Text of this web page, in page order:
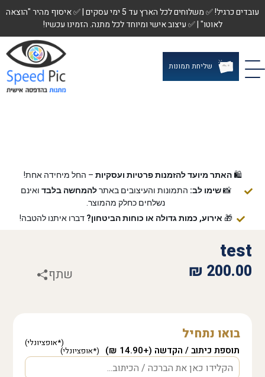
עובדים כרגיל! ✅ משלוחים לכל הארץ עד 5 ימי עסקים | ✅ איסוף מהיר "הוצאה
לאוטו" | ✅ עיצוב אישי ומיוחד לכל מתנה. הזמינו עכשיו!
שליחת תמונות
🛍️האתר מיועד להזמנות פרטיות ועסקיות – החל מיחידה אחת!
📸שימו לב: התמונות והעיצובים באתרלהמחשה בלבד ואינם
נשלחים כחלק מהמוצר.
🎁 אירוע, כמות גדולה או כוחות הביטחון? דברו איתנו להטבה!
test
200.00
₪ שתף
בואו נתחיל
תוספת כיתוב / הקדשה (+14.90 ₪)